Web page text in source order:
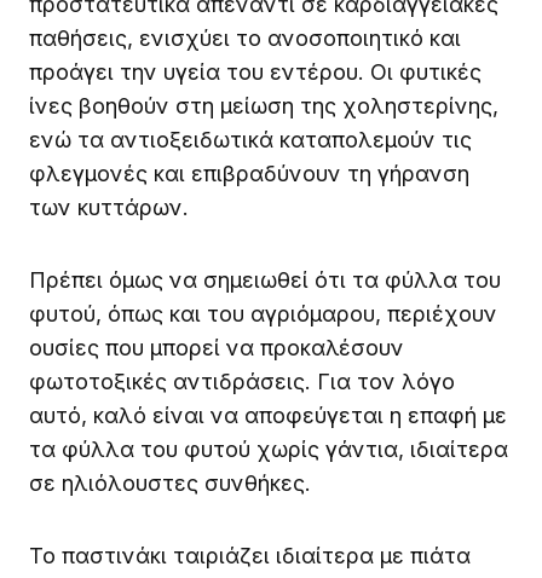
παθήσεις, ενισχύει το ανοσοποιητικό και
προάγει την υγεία του εντέρου. Οι φυτικές
ίνες βοηθούν στη μείωση της χοληστερίνης,
ενώ τα αντιοξειδωτικά καταπολεμούν τις
φλεγμονές και επιβραδύνουν τη γήρανση
των κυττάρων.
Πρέπει όμως να σημειωθεί ότι τα φύλλα του
φυτού, όπως και του αγριόμαρου, περιέχουν
ουσίες που μπορεί να προκαλέσουν
φωτοτοξικές αντιδράσεις. Για τον λόγο
αυτό, καλό είναι να αποφεύγεται η επαφή με
τα φύλλα του φυτού χωρίς γάντια, ιδιαίτερα
σε ηλιόλουστες συνθήκες.
Το παστινάκι ταιριάζει ιδιαίτερα με πιάτα